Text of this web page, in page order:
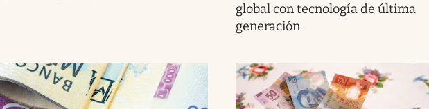
global con tecnología de última
generación